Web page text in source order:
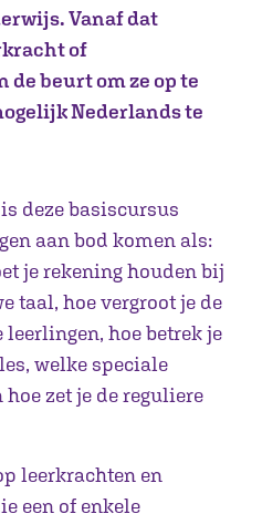
Vanaf dat
of
beurt om ze op te
Nederlands te
deze basiscursus
aan bod komen als:
je rekening houden bij
taal, hoe vergroot je de
hoe betrek je
welke speciale
zet je de reguliere
leerkrachten en
een of enkele